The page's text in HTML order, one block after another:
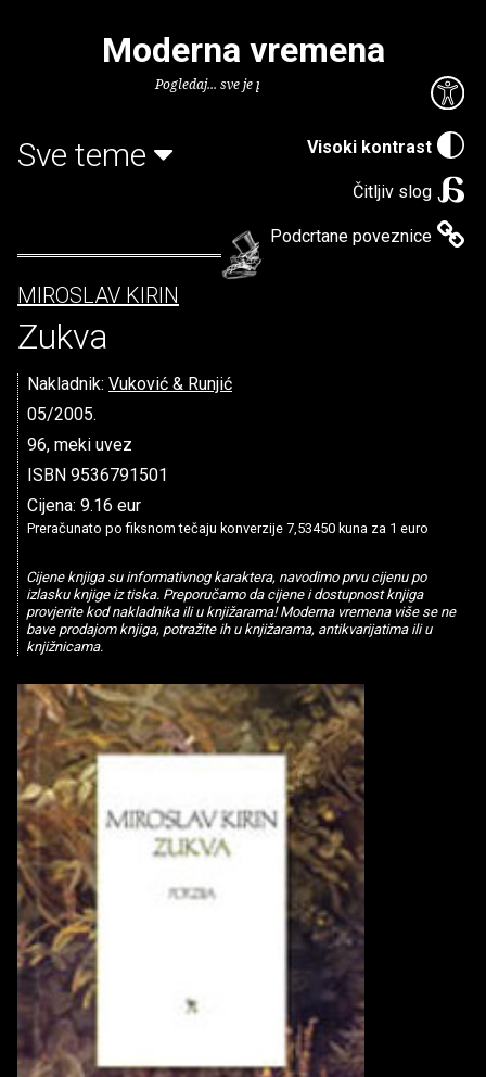
Visoki kontrast
Čitljiv slog
Podcrtane poveznice
Moderna vremena
Pogledaj... sve je puno knjiga.
Sve teme
MIROSLAV KIRIN
Zukva
Nakladnik: Vuković & Runjić
05/2005.
96, meki uvez
ISBN 9536791501
Cijena: 9.16 eur
Preračunato po fiksnom tečaju konverzije 7,53450 kuna za 1 euro
Cijene knjiga su informativnog karaktera, navodimo prvu cijenu po
izlasku knjige iz tiska. Preporučamo da cijene i dostupnost knjiga
provjerite kod nakladnika ili u knjižarama! Moderna vremena više se ne
bave prodajom knjiga, potražite ih u knjižarama, antikvarijatima ili u
knjižnicama.